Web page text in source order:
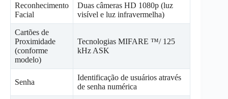
Reconhecimento
Facial
Duas câmeras HD 1080p (luz
visível e luz infravermelha)
Cartões de
Proximidade
(conforme
modelo)
Tecnologias MIFARE ™/ 125
kHz ASK
Senha
Identificação de usuários através
de senha numérica